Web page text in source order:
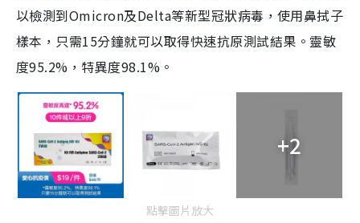
以檢測到Omicron及Delta等新型冠狀病毒，使用鼻拭子
樣本，只需15分鐘就可以取得快速抗原測試結果。靈敏
度95.2%，特異度98.1%。
+2
點擊圖片放大